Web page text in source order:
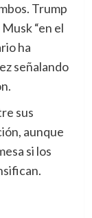
Trump
“en el
ha
señalando
sus
aunque
si los